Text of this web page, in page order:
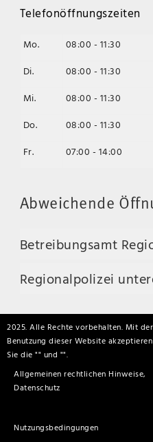
Telefonöffnungszeiten
Mo. 08:00 - 11:30
Di.
08:00 - 11:30
Mi.
08:00 - 11:30
Do.
08:00 - 11:30
Fr.
07:00 - 14:00
Abweichende
Betreibungsamt
Regionalpolizei
2025. Alle Rechte vorbehalten. Mit der
Benutzung dieser Website akzeptieren
Sie die "
Allgemeinen rechtlichen Hinweise,
Datenschutz
" und "
Nutzungsbedingungen
".